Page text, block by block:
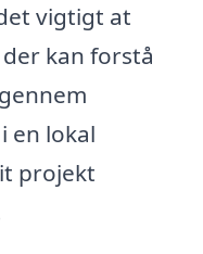
vigtigt at
kan forstå
en lokal
projekt